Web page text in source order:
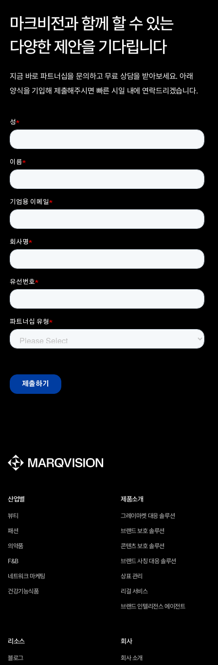
마크비전과 함께 할 수 있는
다양한 제안을 기다립니다
지금 바로 파트너십을 문의하고 무료 상담을 받아보세요. 아래
양식을 기입해 제출해주시면 빠른 시일 내에 연락드리겠습니다.
제품소개
그레이마켓 대응 솔루션
브랜드 보호 솔루션
콘텐츠 보호 솔루션
브랜드 사칭 대응 솔루션
상표 관리
리걸 서비스
브랜드 인텔리전스 에이전트
산업별
뷰티
패션
의약품
F&B
네트워크 마케팅
건강기능식품
리소스
블로그
회사
회사 소개